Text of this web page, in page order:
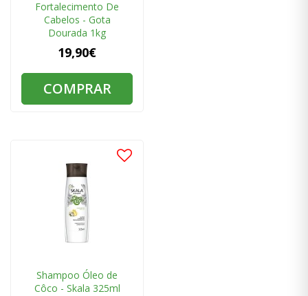
Fortalecimento De
Cabelos - Gota
Dourada 1kg
19,90€
COMPRAR
Shampoo Óleo de
Côco - Skala 325ml